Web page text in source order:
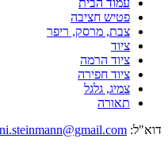
עמוד הבית
פטיש חציבה
צבת, מרסק, ריפר
ציוד
ציוד הרמה
ציוד חפירה
צמיג, גלגל
תאורה
דוא"ל: